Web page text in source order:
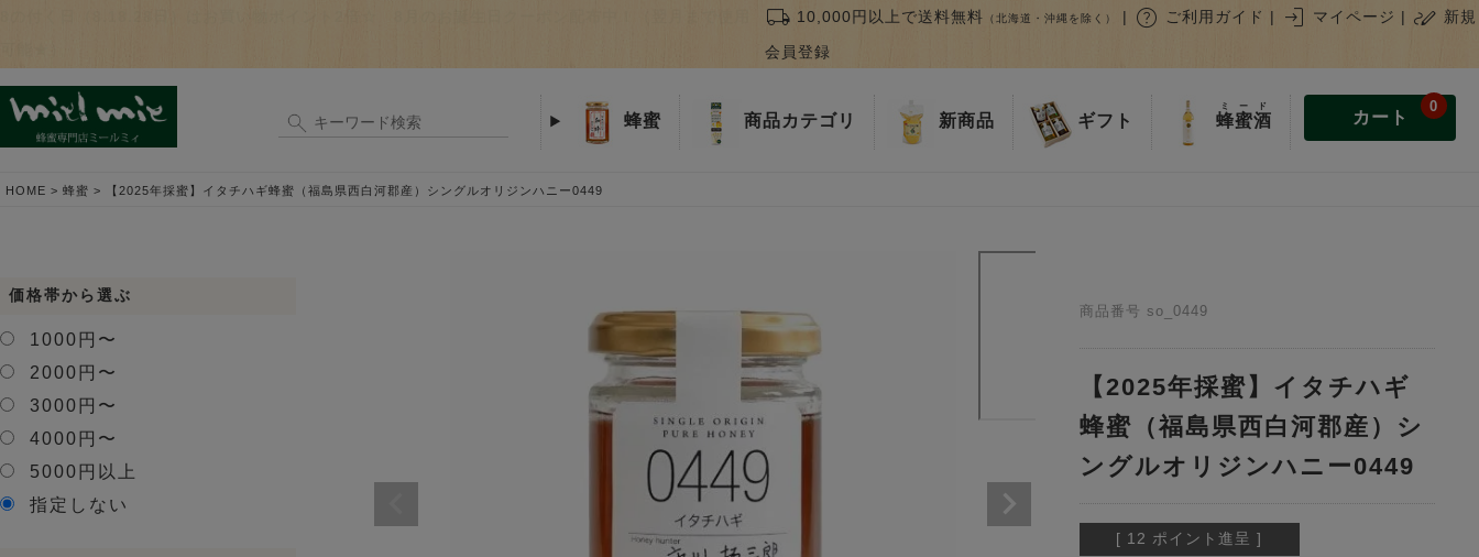
local_shipping 10,000円以上で送料無料 （北海道・沖縄を除く） | help ご利用ガイド | login マイページ | stylus_note 新規
会員登録
蜂蜜 商品カテゴリ 新商品 ギフト 蜂蜜酒
ミード
カート
0
HOME 蜂蜜 【2025年採蜜】イタチハギ蜂蜜（福島県西白河郡産）シングルオリジンハニー0449
商品番号 so_0449
【2025年採蜜】イタチハギ
蜂蜜（福島県西白河郡産）シ
ングルオリジンハニー0449
[ 12 ポイント進呈 ]
価格帯から選ぶ
1000円〜
2000円〜
3000円〜
4000円〜
5000円以上
指定しない